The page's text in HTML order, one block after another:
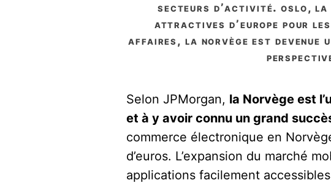
secteurs d’activité. oslo, la
attractives d’europe pour
affaires, la norvège est devenue
Selon JPMorgan, la Norvège est
et à y avoir connu un grand
commerce électronique en
d’euros. L’expansion du marché
applications facilement